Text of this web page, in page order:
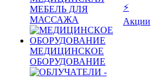
МЕБЕЛЬ ДЛЯ
МАССАЖА
МЕДИЦИНСКОЕ
ОБОРУДОВАНИЕ
⚡
Акции